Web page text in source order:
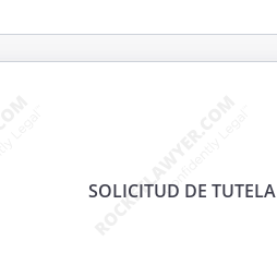
SOLICITUD DE TUTELA